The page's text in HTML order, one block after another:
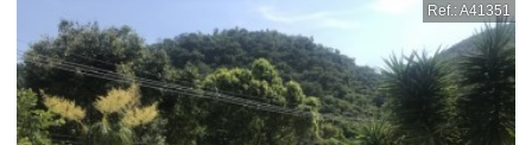
Ref.: A41351